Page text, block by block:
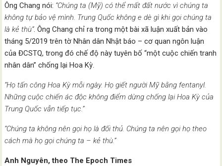
Ông Chang nói: “Chúng ta (Mỹ) có thể mất đất nước vì chúng ta
không tự bảo vệ mình. Trung Quốc không e dè gì khi gọi chúng ta
là kẻ thù”. Ông Chang chỉ ra trong một bài xã luận xuất bản vào
tháng 5/2019 trên tờ Nhân dân Nhật báo – cơ quan ngôn luận
của ĐCSTQ, trong đó chế độ này tuyên bố “một cuộc chiến tranh
nhân dân” chống lại Hoa Kỳ.
“Họ tấn công Hoa Kỳ mỗi ngày. Họ giết người Mỹ bằng fentanyl.
Những cuộc chiến ác độc không điểm dừng chống lại Hoa Kỳ của
Trung Quốc vẫn tiếp tục.”
“Chúng ta không nên gọi họ là đối thủ. Chúng ta nên gọi họ theo
cách mà họ gọi chúng ta – kẻ thù.”
Anh Nguyên, theo The Epoch Times